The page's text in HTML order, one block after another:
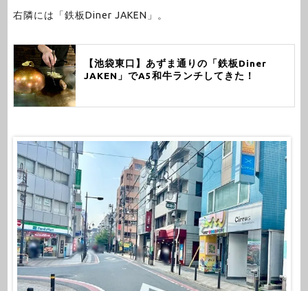
右隣には「鉄板Diner JAKEN」。
【池袋東口】あずま通りの「鉄板Diner
JAKEN」でA5和牛ランチしてきた！